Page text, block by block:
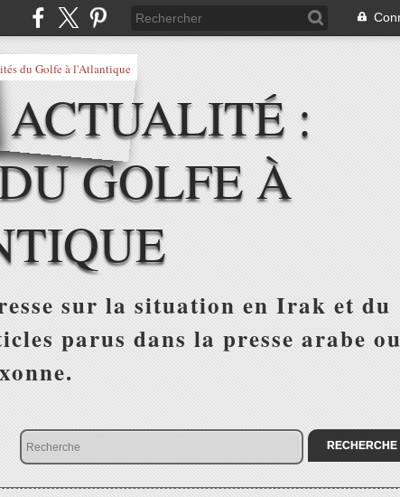
:
GOLFE À
sur la situation en Irak et du
parus dans la presse arabe ou